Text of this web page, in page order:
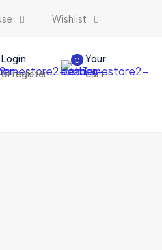
Wishlist
Login
or register
0
Your
cart